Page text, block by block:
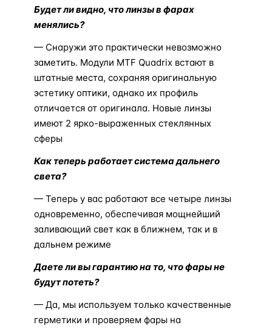
Будет ли видно, что линзы в фарах
менялись?
— Снаружи это практически невозможно
заметить. Модули MTF Quadrix встают в
штатные места, сохраняя оригинальную
эстетику оптики, однако их профиль
отличается от оригинала. Новые линзы
имеют 2 ярко-выраженных стеклянных
сферы
Как теперь работает система дальнего
света?
— Теперь у вас работают все четыре линзы
одновременно, обеспечивая мощнейший
заливающий свет как в ближнем, так и в
дальнем режиме
Даете ли вы гарантию на то, что фары не
будут потеть?
— Да, мы используем только качественные
герметики и проверяем фары на